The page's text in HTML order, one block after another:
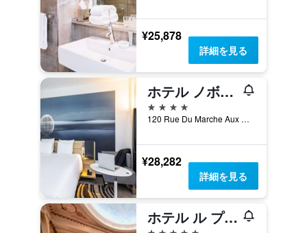
¥25,878
詳細を見る
ホテル ノボテル ブリュッセル オフ グランプラス
4つ星
120 Rue Du Marche Aux Herbes, ブリュッセル, ベルギー
¥28,282
詳細を見る
ホテル ル プラザ ブリュッセル